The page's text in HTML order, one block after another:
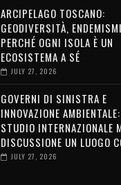
ARCIPELAGO TOSCANO:
GEODIVERSITÀ,
PERCHÉ OGNI ISOLA È UN
ECOSISTEMA A SÉ
JULY 27, 2026
GOVERNI DI SINISTRA E
INNOVAZIONE
STUDIO INTERNAZIONALE
DISCUSSIONE UN LUOGO
JULY 27, 2026